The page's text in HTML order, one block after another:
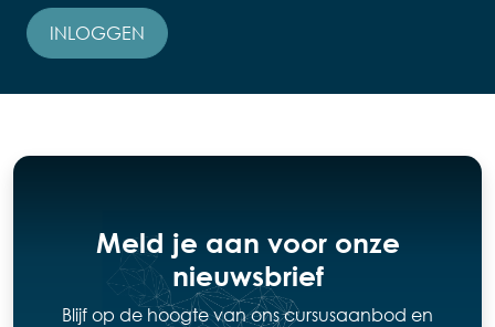
INLOGGEN
Meld je aan voor onze
nieuwsbrief
Blijf op de hoogte van ons cursusaanbod en